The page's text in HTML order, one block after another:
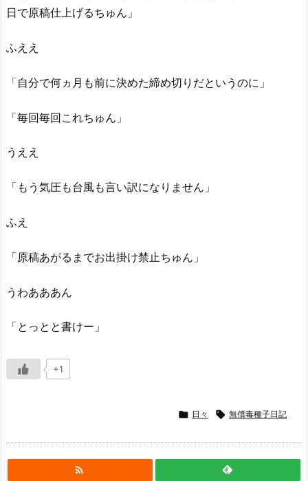
日で原稿仕上げるちゅん」
ふええ
「自分で何ヵ月も前に決めた締め切りだというのに」
「毎回毎回これちゅん」
うええ
「もう気圧も台風も言い訳になりません」
ふえ
「原稿あがるまでお出掛け禁止ちゅん」
うわあああん
「とっとと書けー」
+1
 日々  無償毒種子日記
